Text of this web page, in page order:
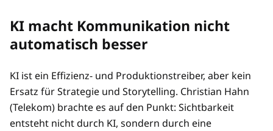
KI macht Kommunikation nicht
automatisch besser
KI ist ein Effizienz- und Produktionstreiber, aber kein
Ersatz für Strategie und Storytelling. Christian Hahn
(Telekom) brachte es auf den Punkt: Sichtbarkeit
entsteht nicht durch KI, sondern durch eine